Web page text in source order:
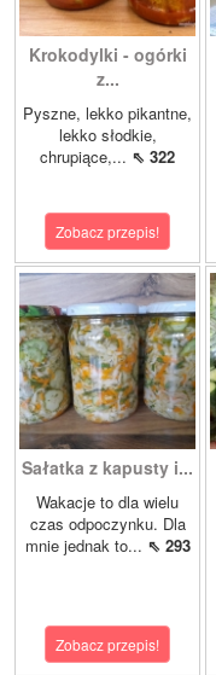
Krokodylki - ogórki
z...
Pyszne, lekko pikantne,
lekko słodkie,
chrupiące,... ⇖ 322
Zobacz przepis!
Sałatka z kapusty i...
Wakacje to dla wielu
czas odpoczynku. Dla
mnie jednak to... ⇖ 293
Zobacz przepis!